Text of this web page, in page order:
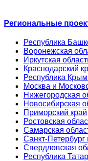
Региональные
Республика
Воронежская
Иркутская
Краснодарский
Республика
Москва и
Нижегородская
Новосибирская
Приморский край
Ростовская
Самарская
Санкт-Петербург
Свердловская
Республика